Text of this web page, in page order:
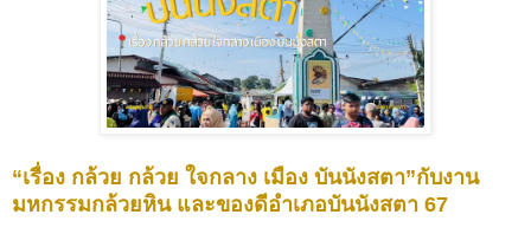
“เรื่อง กล้วย กล้วย ใจกลาง เมือง บันนังสตา”กับงาน
มหกรรมกล้วยหิน และของดีอำเภอบันนังสตา 67